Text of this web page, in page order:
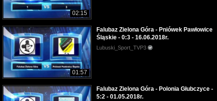
02:15
01:57
Falubaz Zielona Góra - Pniówek Pawłowice
Śląskie - 0:3 - 16.06.2018r.
Lubuski_Sport_TVP3
Falubaz Zielona Góra - Polonia Głubczyce -
5:2 - 01.05.2018r.